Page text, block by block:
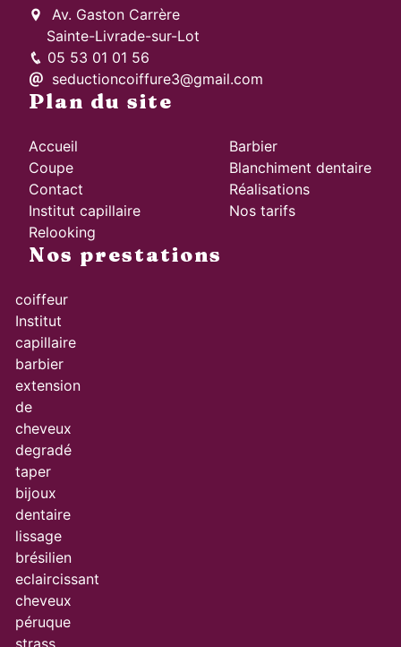
Av. Gaston Carrère
Sainte-Livrade-sur-Lot
05 53 01 01 56
seductioncoiffure3@gmail.com
Plan du site
Accueil
Coupe
Contact
Institut capillaire
Relooking
Barbier
Blanchiment dentaire
Réalisations
Nos tarifs
Nos prestations
coiffeur
Institut
capillaire
barbier
extension
de
cheveux
degradé
taper
bijoux
dentaire
lissage
brésilien
eclaircissant
cheveux
péruque
strass